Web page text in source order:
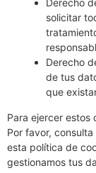
solicitar
Derecho
de tus
que
Para ejercer estos
Por favor,
esta política de
gestionamos tus